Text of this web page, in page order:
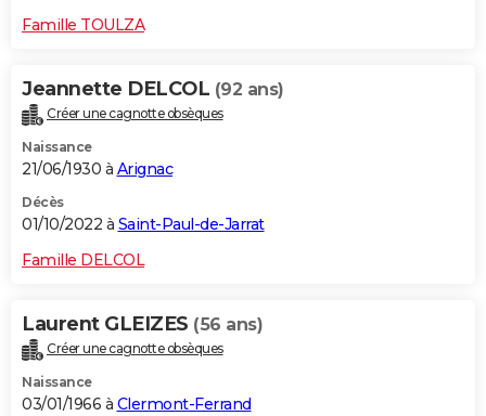
Famille TOULZA
Jeannette DELCOL (92 ans)
Créer une cagnotte obsèques
Naissance
21/06/1930 à Arignac
Décès
01/10/2022 à Saint-Paul-de-Jarrat
Famille DELCOL
Laurent GLEIZES (56 ans)
Créer une cagnotte obsèques
Naissance
03/01/1966 à Clermont-Ferrand